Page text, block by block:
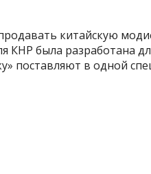
китайскую
КНР была разработана
поставляют в одной